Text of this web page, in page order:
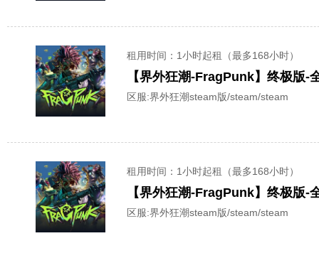
租用时间 ：1小时起租（最多168小时）
【界外狂潮-FragPunk】终极版-
区服:界外狂潮steam版/steam/steam
租用时间 ：1小时起租（最多168小时）
【界外狂潮-FragPunk】终极版-
区服:界外狂潮steam版/steam/steam